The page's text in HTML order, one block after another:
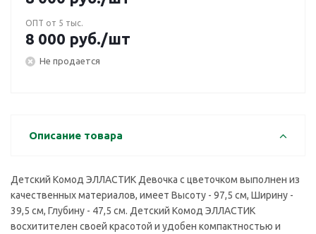
ОПТ от 5 тыс.
8 000 руб./шт
Не продается
Описание товара
Детский Комод ЭЛЛАСТИК Девочка с цветочком выполнен из
качественных материалов, имеет Высоту - 97,5 см, Ширину -
39,5 см, Глубину - 47,5 см. Детский Комод ЭЛЛАСТИК
восхитителен своей красотой и удобен компактностью и